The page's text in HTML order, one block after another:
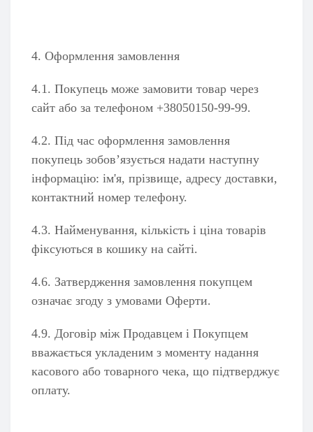
4. Оформлення замовлення
4.1. Покупець може замовити товар через
сайт або за телефоном +38050150-99-99.
4.2. Під час оформлення замовлення
покупець зобов’язується надати наступну
інформацію: ім'я, прізвище, адресу доставки,
контактний номер телефону.
4.3. Найменування, кількість і ціна товарів
фіксуються в кошику на сайті.
4.6. Затвердження замовлення покупцем
означає згоду з умовами Оферти.
4.9. Договір між Продавцем і Покупцем
вважається укладеним з моменту надання
касового або товарного чека, що підтверджує
оплату.